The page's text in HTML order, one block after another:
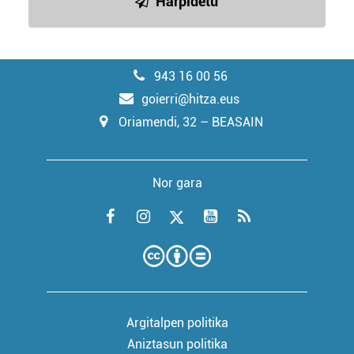
943 16 00 56
goierri@hitza.eus
Oriamendi, 32 – BEASAIN
Nor gara
Argitalpen politika
Aniztasun politika